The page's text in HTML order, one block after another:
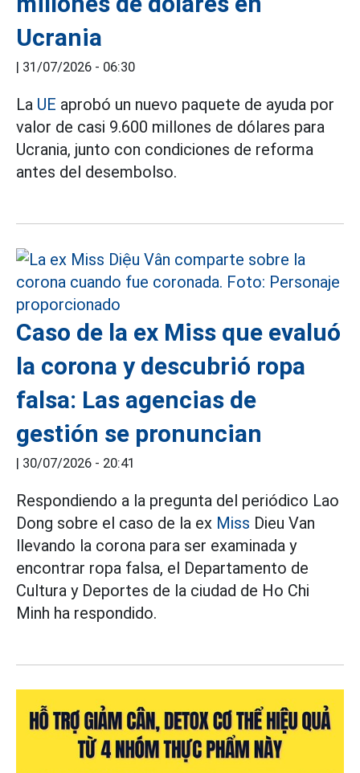
Ucrania
| 31/07/2026 - 06:30
La UE aprobó un nuevo paquete de ayuda por
valor de casi 9.600 millones de dólares para
Ucrania, junto con condiciones de reforma
antes del desembolso.
Caso de la ex Miss que evaluó
la corona y descubrió ropa
falsa: Las agencias de
gestión se pronuncian
| 30/07/2026 - 20:41
Respondiendo a la pregunta del periódico Lao
Dong sobre el caso de la ex Miss Dieu Van
llevando la corona para ser examinada y
encontrar ropa falsa, el Departamento de
Cultura y Deportes de la ciudad de Ho Chi
Minh ha respondido.